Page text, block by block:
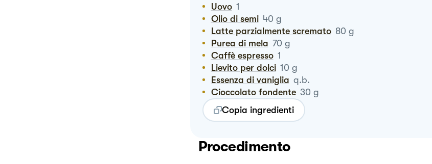
Uovo 1
Olio di semi 40 g
Latte parzialmente scremato 80 g
Purea di mela 70 g
Caffè espresso 1
Lievito per dolci 10 g
Essenza di vaniglia q.b.
Cioccolato fondente 30 g
Copia ingredienti
Procedimento